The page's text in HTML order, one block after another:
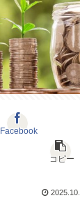
Facebook
コピー